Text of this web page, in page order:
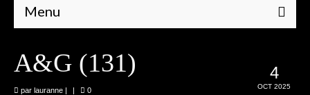
Menu
4
OCT 2025
A&G (131)
par lauranne | | 0